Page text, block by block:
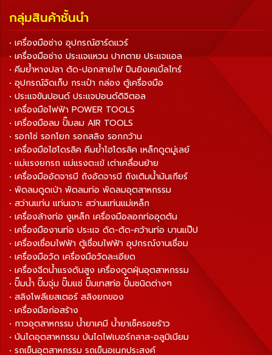
กลุ่มสินค้าชั้นนำ
• เครื่องมือช่าง อุปกรณ์ฮาร์ดแวร์
• เครื่องมือช่าง ประแจแหวน ปากตาย ประแจแอล
• คีมย้ำหางปลา ตัด-ปอกสายไฟ ปืนยิงเคเบิ้ลไทร์
• อุปกรณ์จัดเก็บ กระเป๋า กล่อง ตู้เครื่องมือ
• ประแจขันปอนด์ ประแจปอนด์ดิจิตอล
• เครื่องมือไฟฟ้า POWER TOOLS
• เครื่องมือลม ปั๊มลม AIR TOOLS
• รอกโซ่ รอกโยก รอกสลิง รอกกว้าน
• เครื่องมือไฮโดรลิค คีมย้ำไฮโดรลิค เหล็กดูดมู่เลย์
• แม่แรงยกรถ แม่แรงตะเข้ เต่าเคลื่อนย้าย
• เครื่องมืออัดจารบี ถังอัดจารบี ถังเติมน้ำมันเกียร์
• พัดลมดูดเป่า พัดลมท่อ พัดลมอุตสาหกรรม
• สว่านแท่น แท่นเจาะ สว่านแท่นแม่เหล็ก
• เครื่องล้างท่อ งูเหล็ก เครื่องมือลอกท่ออุดตัน
• เครื่องมืองานท่อ ประแจ ดัด-ตัด-คว้านท่อ บานแป๊ป
• เครื่องเชื่อมไฟฟ้า ตู้เชื่อมไฟฟ้า อุปกรณ์งานเชื่อม
• เครื่องมือวัด เครื่องมือวัดละเอียด
• เครื่องฉีดน้ำแรงดันสูง เครื่องดูดฝุ่นอุตสาหกรรม
• ปั๊มน้ำ ปั๊มจุ่ม ปั๊มแช่ ปั๊มเทสท่อ ปั๊มชนิดต่างๆ
• สลิงโพลีเยสเตอร์ สลิงยกของ
• เครื่องมือก่อสร้าง
• กาวอุตสาหกรรม น้ำยาเคมี น้ำยาเช็ครอยร้าว
• บันไดอุตสาหกรรม บันไดไฟเบอร์กลาส-อลูมิเนียม
• รถเข็นอุตสาหกรรม รถเข็นอเนกประสงค์